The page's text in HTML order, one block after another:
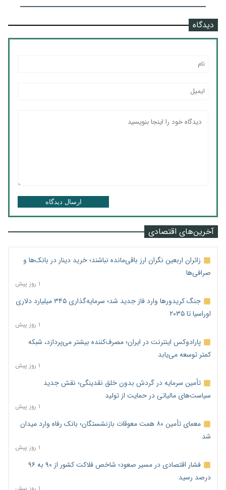
دیدگاه
ارسال دیدگاه
آخرین‌های اقتصادی
زائران اربعین نگران ارز باقی‌مانده نباشند؛ خرید دینار در بانک‌ها و
صرافی‌ها
۱ روز پیش
جنگ کریدورها وارد فاز جدید شد؛ سرمایه‌گذاری ۳۴۵ میلیارد دلاری
اوراسیا تا ۲۰۳۵
۱ روز پیش
پارادوکس اینترنت در ایران؛ مصرف‌کننده بیشتر می‌پردازد، شبکه
کمتر توسعه می‌یابد
۱ روز پیش
تأمین سرمایه در گردش بدون خلق نقدینگی؛ نقش جدید
سیاست‌های مالیاتی در حمایت از تولید
۱ روز پیش
معمای تأمین ۸۰ همت معوقات بازنشستگان؛ بانک رفاه وارد میدان
شد
۱ روز پیش
فشار اقتصادی در مسیر صعود؛ شاخص فلاکت کشور از ۹۰ به ۹۶
درصد رسید